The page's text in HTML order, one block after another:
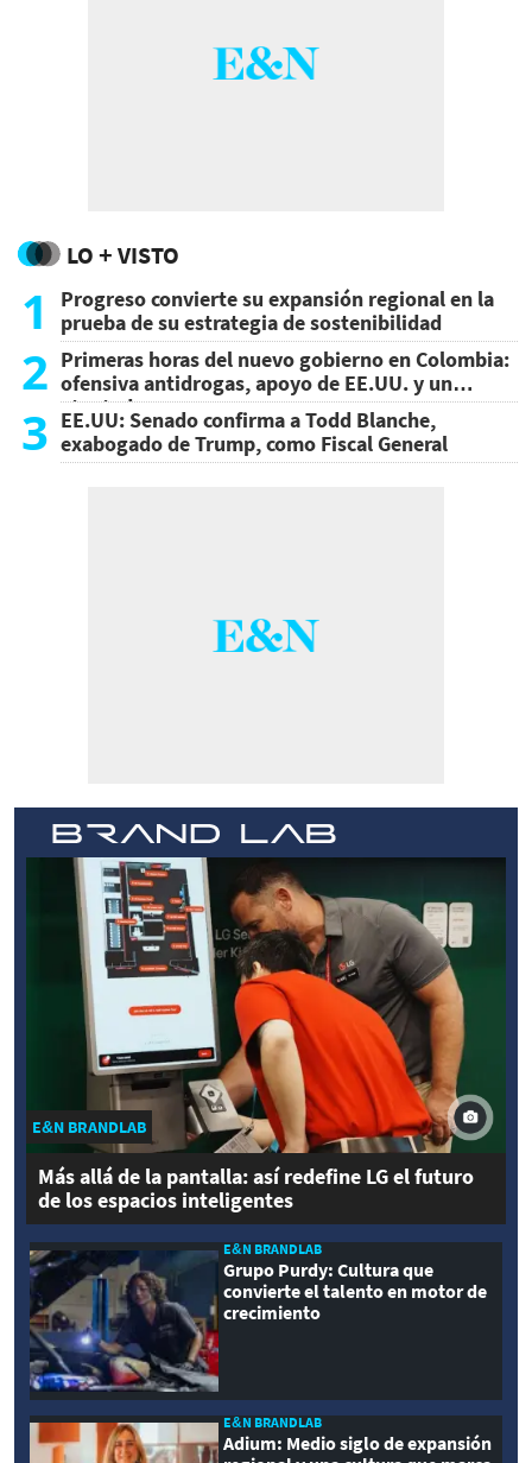
LO + VISTO
1
Progreso convierte su expansión regional en la
prueba de su estrategia de sostenibilidad
2 Primeras horas del nuevo gobierno en Colombia:
ofensiva antidrogas, apoyo de EE.UU. y un
atentado
3 EE.UU: Senado confirma a Todd Blanche,
exabogado de Trump, como Fiscal General
E&N BRANDLAB
Más allá de la pantalla: así redefine LG el futuro
de los espacios inteligentes
E&N BRANDLAB
Grupo Purdy: Cultura que
convierte el talento en motor de
crecimiento
E&N BRANDLAB
Adium: Medio siglo de expansión